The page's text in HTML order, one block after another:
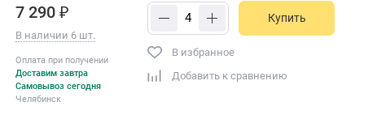
7 290 ₽
В наличии 6 шт.
Оплата при получении
Доставим завтра
Самовывоз сегодня
Челябинск
Купить
В избранное
Добавить к сравнению